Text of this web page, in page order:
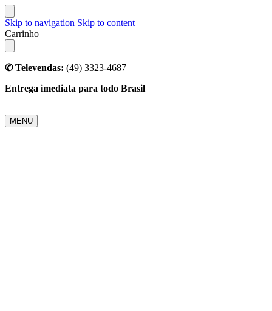
Skip to navigation Skip to content
Carrinho
✆ Televendas: (49) 3323-4687
Entrega imediata para todo Brasil
MENU